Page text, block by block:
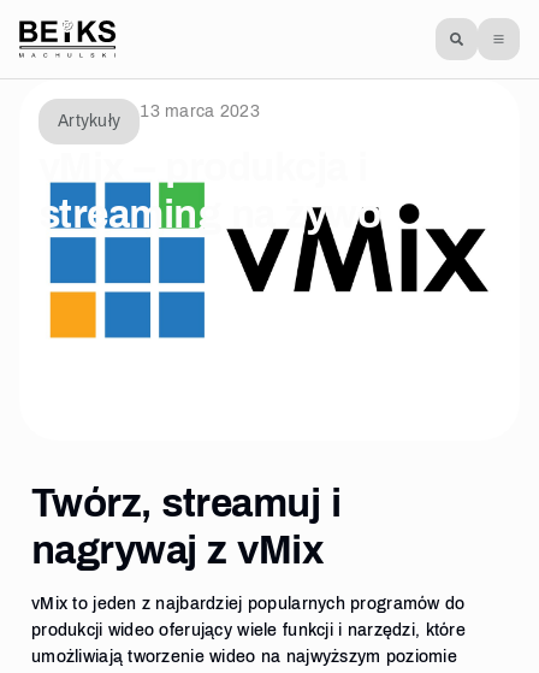
Artykuły
13 marca 2023
streaming na żywo
Twórz, streamuj i
nagrywaj z vMix
vMix to jeden z najbardziej popularnych programów do
produkcji wideo oferujący wiele funkcji i narzędzi, które
umożliwiają tworzenie wideo na najwyższym poziomie